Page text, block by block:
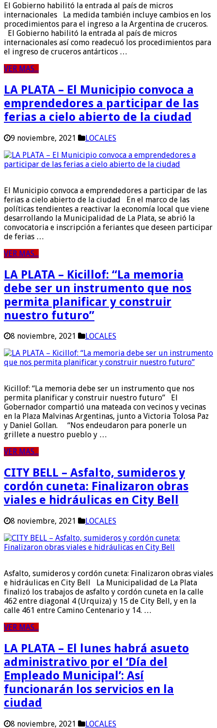
El Gobierno habilitó la entrada al país de micros
internacionales La medida también incluye cambios en los
procedimientos para el ingreso a la Argentina de cruceros.
El Gobierno habilitó la entrada al país de micros
internacionales así como readecuó los procedimientos para
el ingreso de cruceros antárticos …
VER MAS...
LA PLATA – El Municipio convoca a
emprendedores a participar de las
ferias a cielo abierto de la ciudad
9 noviembre, 2021 LOCALES
El Municipio convoca a emprendedores a participar de las
ferias a cielo abierto de la ciudad En el marco de las
políticas tendientes a reactivar la economía local que viene
desarrollando la Municipalidad de La Plata, se abrió la
convocatoria e inscripción a feriantes que deseen participar
de ferias …
VER MAS...
LA PLATA – Kicillof: “La memoria
debe ser un instrumento que nos
permita planificar y construir
nuestro futuro”
8 noviembre, 2021 LOCALES
Kicillof: “La memoria debe ser un instrumento que nos
permita planificar y construir nuestro futuro” El
Gobernador compartió una mateada con vecinos y vecinas
en la Plaza Malvinas Argentinas, junto a Victoria Tolosa Paz
y Daniel Gollan. “Nos endeudaron para ponerle un
grillete a nuestro pueblo y …
VER MAS...
CITY BELL – Asfalto, sumideros y
cordón cuneta: Finalizaron obras
viales e hidráulicas en City Bell
8 noviembre, 2021 LOCALES
Asfalto, sumideros y cordón cuneta: Finalizaron obras viales
e hidráulicas en City Bell La Municipalidad de La Plata
finalizó los trabajos de asfalto y cordón cuneta en la calle
462 entre diagonal 4 (Urquiza) y 15 de City Bell, y en la
calle 461 entre Camino Centenario y 14. …
VER MAS...
LA PLATA – El lunes habrá asueto
administrativo por el ‘Día del
Empleado Municipal’: Así
funcionarán los servicios en la
ciudad
8 noviembre, 2021 LOCALES